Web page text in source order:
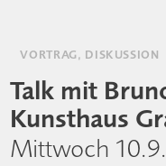
VORTRAG, DISKUSSION
Talk mit
Kunsthaus
Mittwoch